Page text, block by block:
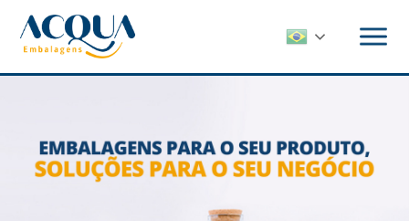
Pular
para
conteúdo